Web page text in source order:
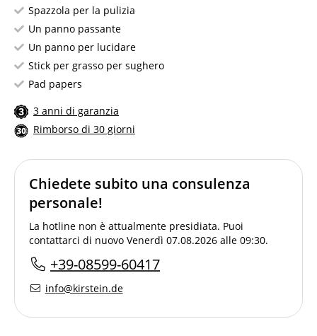
Spazzola per la pulizia
Un panno passante
Un panno per lucidare
Stick per grasso per sughero
Pad papers
3 anni di garanzia
Rimborso di 30 giorni
Chiedete subito una consulenza
personale!
La hotline non è attualmente presidiata. Puoi
contattarci di nuovo Venerdì 07.08.2026 alle 09:30.
+39-08599-60417
info@kirstein.de